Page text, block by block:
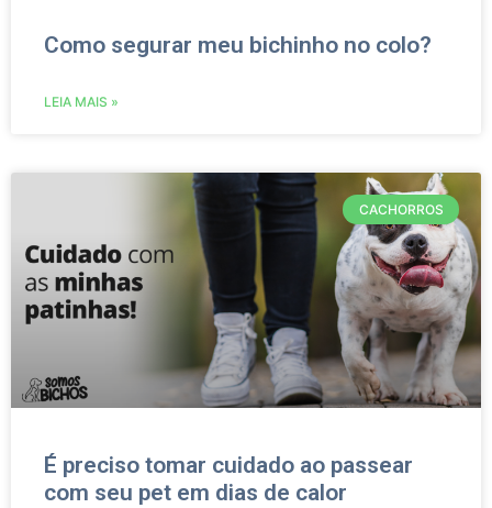
Como segurar meu bichinho no colo?
LEIA MAIS »
CACHORROS
É preciso tomar cuidado ao passear
com seu pet em dias de calor